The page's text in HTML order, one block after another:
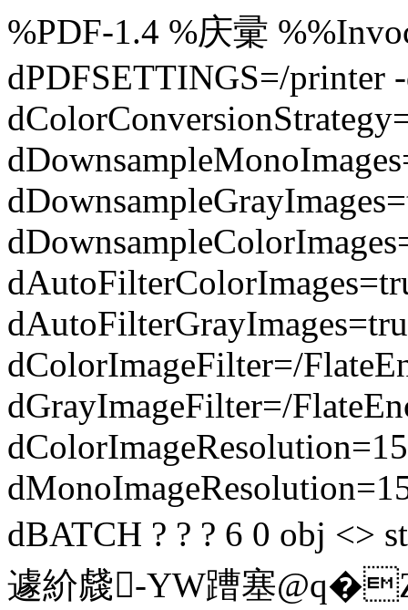
%PDF-1.4 %庆彚
dPDFSETTINGS=/printer
dColorImageFilter=/
dGrayImageFilter=/
dBATCH ? ? ? 6 0 obj <>
遽紒虥-YW蹧塞